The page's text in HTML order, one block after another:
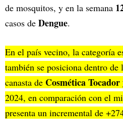
de mosquitos, y en la semana
casos de Dengue.
En el país vecino, la categoría
también se posiciona dentro de
canasta de Cosmética
2024, en comparación con el
presenta un incremental de